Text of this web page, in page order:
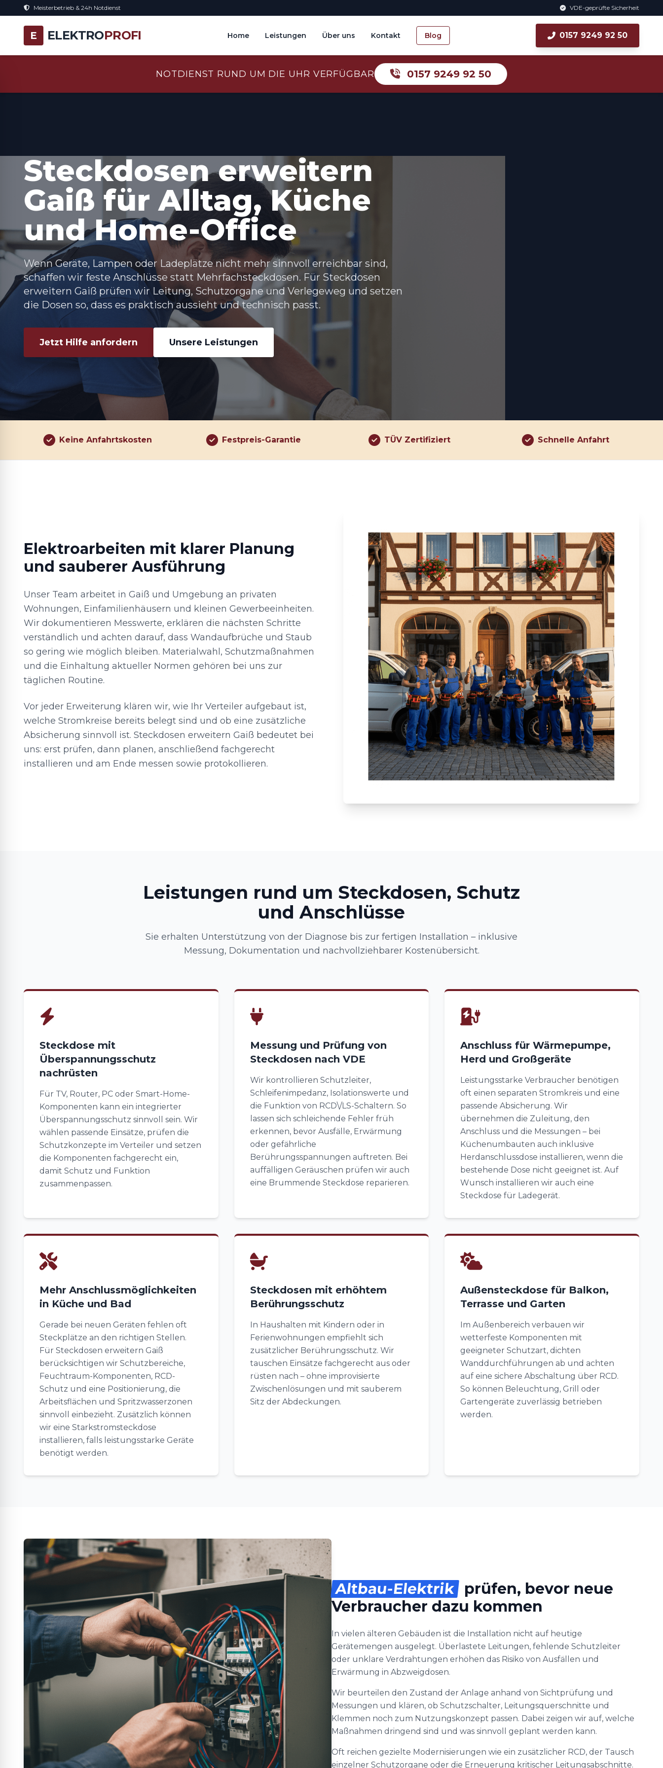
Meisterbetrieb & 24h Notdienst VDE-geprüfte Sicherheit
E ELEKTROPROFI Home Leistungen Über uns Kontakt Blog 0157 9249 92 50
NOTDIENST RUND UM DIE UHR VERFÜGBAR 0157 9249 92 50
Steckdosen erweitern
Gaiß für Alltag, Küche
und Home-Office
Wenn Geräte, Lampen oder Ladeplätze nicht mehr sinnvoll erreichbar sind,
schaffen wir feste Anschlüsse statt Mehrfachsteckdosen. Für Steckdosen
erweitern Gaiß prüfen wir Leitung, Schutzorgane und Verlegeweg und setzen
die Dosen so, dass es praktisch aussieht und technisch passt.
Jetzt Hilfe anfordern Unsere Leistungen
Keine Anfahrtskosten Festpreis-Garantie TÜV Zertifiziert Schnelle Anfahrt
Elektroarbeiten mit klarer Planung
und sauberer Ausführung
Unser Team arbeitet in Gaiß und Umgebung an privaten
Wohnungen, Einfamilienhäusern und kleinen Gewerbeeinheiten.
Wir dokumentieren Messwerte, erklären die nächsten Schritte
verständlich und achten darauf, dass Wandaufbrüche und Staub
so gering wie möglich bleiben. Materialwahl, Schutzmaßnahmen
und die Einhaltung aktueller Normen gehören bei uns zur
täglichen Routine.
Vor jeder Erweiterung klären wir, wie Ihr Verteiler aufgebaut ist,
welche Stromkreise bereits belegt sind und ob eine zusätzliche
Absicherung sinnvoll ist. Steckdosen erweitern Gaiß bedeutet bei
uns: erst prüfen, dann planen, anschließend fachgerecht
installieren und am Ende messen sowie protokollieren.
Leistungen rund um Steckdosen, Schutz
und Anschlüsse
Sie erhalten Unterstützung von der Diagnose bis zur fertigen Installation – inklusive
Messung, Dokumentation und nachvollziehbarer Kostenübersicht.
Steckdose mit
Überspannungsschutz
nachrüsten
Für TV, Router, PC oder Smart-Home-
Komponenten kann ein integrierter
Überspannungsschutz sinnvoll sein. Wir
wählen passende Einsätze, prüfen die
Schutzkonzepte im Verteiler und setzen
die Komponenten fachgerecht ein,
damit Schutz und Funktion
zusammenpassen.
Messung und Prüfung von
Steckdosen nach VDE
Wir kontrollieren Schutzleiter,
Schleifenimpedanz, Isolationswerte und
die Funktion von RCD\/LS-Schaltern. So
lassen sich schleichende Fehler früh
erkennen, bevor Ausfälle, Erwärmung
oder gefährliche
Berührungsspannungen auftreten. Bei
auffälligen Geräuschen prüfen wir auch
eine Brummende Steckdose reparieren.
Anschluss für Wärmepumpe,
Herd und Großgeräte
Leistungsstarke Verbraucher benötigen
oft einen separaten Stromkreis und eine
passende Absicherung. Wir
übernehmen die Zuleitung, den
Anschluss und die Messungen – bei
Küchenumbauten auch inklusive
Herdanschlussdose installieren, wenn die
bestehende Dose nicht geeignet ist. Auf
Wunsch installieren wir auch eine
Steckdose für Ladegerät.
Mehr Anschlussmöglichkeiten
in Küche und Bad
Gerade bei neuen Geräten fehlen oft
Steckplätze an den richtigen Stellen.
Für Steckdosen erweitern Gaiß
berücksichtigen wir Schutzbereiche,
Feuchtraum-Komponenten, RCD-
Schutz und eine Positionierung, die
Arbeitsflächen und Spritzwasserzonen
sinnvoll einbezieht. Zusätzlich können
wir eine Starkstromsteckdose
installieren, falls leistungsstarke Geräte
benötigt werden.
Steckdosen mit erhöhtem
Berührungsschutz
In Haushalten mit Kindern oder in
Ferienwohnungen empfiehlt sich
zusätzlicher Berührungsschutz. Wir
tauschen Einsätze fachgerecht aus oder
rüsten nach – ohne improvisierte
Zwischenlösungen und mit sauberem
Sitz der Abdeckungen.
Außensteckdose für Balkon,
Terrasse und Garten
Im Außenbereich verbauen wir
wetterfeste Komponenten mit
geeigneter Schutzart, dichten
Wanddurchführungen ab und achten
auf eine sichere Abschaltung über RCD.
So können Beleuchtung, Grill oder
Gartengeräte zuverlässig betrieben
werden.
Altbau-Elektrik prüfen, bevor neue
Verbraucher dazu kommen
In vielen älteren Gebäuden ist die Installation nicht auf heutige
Gerätemengen ausgelegt. Überlastete Leitungen, fehlende Schutzleiter
oder unklare Verdrahtungen erhöhen das Risiko von Ausfällen und
Erwärmung in Abzweigdosen.
Wir beurteilen den Zustand der Anlage anhand von Sichtprüfung und
Messungen und klären, ob Schutzschalter, Leitungsquerschnitte und
Klemmen noch zum Nutzungskonzept passen. Dabei zeigen wir auf, welche
Maßnahmen dringend sind und was sinnvoll geplant werden kann.
Oft reichen gezielte Modernisierungen wie ein zusätzlicher RCD, der Tausch
einzelner Schutzorgane oder die Erneuerung kritischer Leitungsabschnitte.